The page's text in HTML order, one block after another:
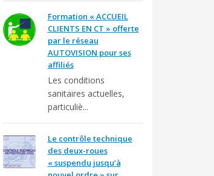
Formation « ACCUEIL
CLIENTS EN CT » offerte
par le réseau
AUTOVISION pour ses
affiliés
Les conditions
sanitaires actuelles,
particuliè...
Le contrôle technique
des deux-roues
« suspendu jusqu’à